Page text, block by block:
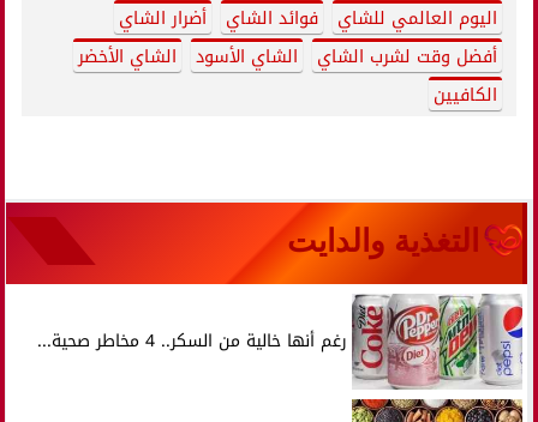
اليوم العالمي للشاي فوائد الشاي
أضرار الشاي
أفضل وقت لشرب الشاي
الشاي الأسود
الشاي الأخضر
الكافيين
التغذية والدايت
رغم أنها خالية من السكر.. 4 مخاطر صحية...